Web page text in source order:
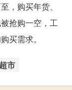
，购买年货、
抢购一空，工
买需求。
超市